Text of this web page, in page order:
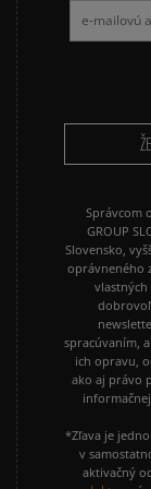
NIKE P-6000
PUMA SUEDE
VANS OLD SKOOL
Správcom
GROUP
Slovensko,
oprávneného
spracúvaním,
ich opravu,
ako aj právo
*Zľava je
v
aktivačný